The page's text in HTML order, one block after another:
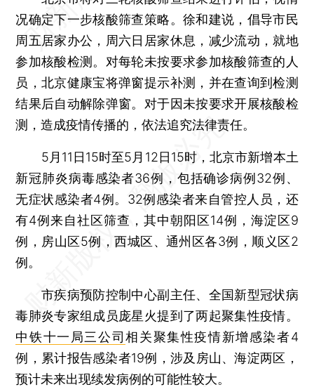
况确定下一步核酸筛查策略。徐和建说，倡导市民
周五居家办公，周六日居家休息，减少流动，就地
参加核酸检测。对每轮未按要求参加核酸筛查的人
员，北京健康宝将弹窗提示补测，并在查询到检测
结果后自动解除弹窗。对于因未按要求开展核酸检
测，造成疫情传播的，依法追究法律责任。
5月11日15时至5月12日15时，北京市新增本土
新冠肺炎病毒感染者36例，包括确诊病例32例、
无症状感染者4例。32例感染者来自管控人员，还
有4例来自社区筛查，其中朝阳区14例，海淀区9
例，房山区5例，西城区、通州区各3例，顺义区2
例。
市疾病预防控制中心副主任、全国新型冠状病
毒肺炎专家组成员庞星火提到了两起聚集性疫情。
中铁十一局三公司相关聚集性疫情新增感染者4
例，累计报告感染者19例，涉及房山、海淀两区，
预计未来出现续发病例的可能性较大。